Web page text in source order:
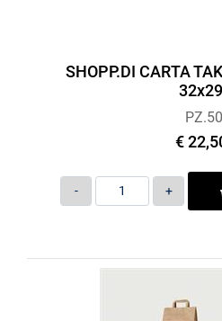
SHOPP.DI CARTA
32x29
PZ.50
€
Quantità